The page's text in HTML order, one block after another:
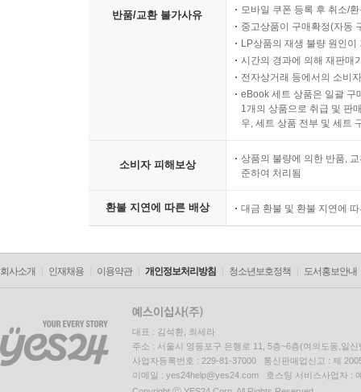
반품/교환 불가사유
모바일 쿠폰 등록 후 취소/
중고상품이 구매확정(자동
LP상품의 재생 불량 원인
시간의 경과에 의해 재판매
전자상거래 등에서의 소비
eBook 세트 상품은 일괄 구
1개의 상품으로 취급 및 판
우, 세트 상품 전부 및 세트
소비자 피해보상
상품의 불량에 의한 반품,
준하여 처리됨
환불 지연에 따른 배상 대금 환불 및 환불 지연에
회사소개 인재채용 이용약관 개인정보처리방침 청소년보호정책 도서홍보안내
대표 : 김석환, 최세라
주소 : 서울시 영등포구 은행로 11, 5층~6층(여의도동,일신
사업자등록번호 : 229-81-37000 통신판매업신고 : 제
이메일 : yes24help@yes24.com 호스팅 서비스사업자 :